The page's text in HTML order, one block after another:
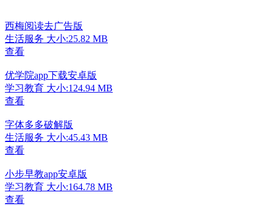
西梅阅读去广告版
生活服务 大小:25.82 MB
查看
优学院app下载安卓版
学习教育 大小:124.94 MB
查看
字体多多破解版
生活服务 大小:45.43 MB
查看
小步早教app安卓版
学习教育 大小:164.78 MB
查看